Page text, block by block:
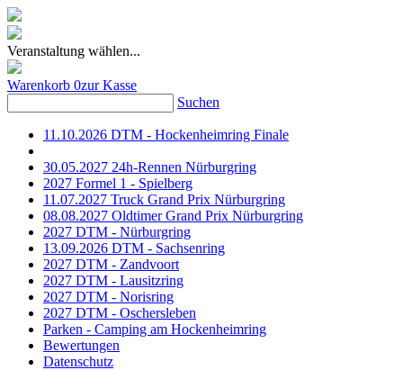
Veranstaltung wählen...
Warenkorb 0zur Kasse
Suchen
11.10.2026 DTM - Hockenheimring Finale
30.05.2027 24h-Rennen Nürburgring
2027 Formel 1 - Spielberg
11.07.2027 Truck Grand Prix Nürburgring
08.08.2027 Oldtimer Grand Prix Nürburgring
2027 DTM - Nürburgring
13.09.2026 DTM - Sachsenring
2027 DTM - Zandvoort
2027 DTM - Lausitzring
2027 DTM - Norisring
2027 DTM - Oschersleben
Parken - Camping am Hockenheimring
Bewertungen
Datenschutz